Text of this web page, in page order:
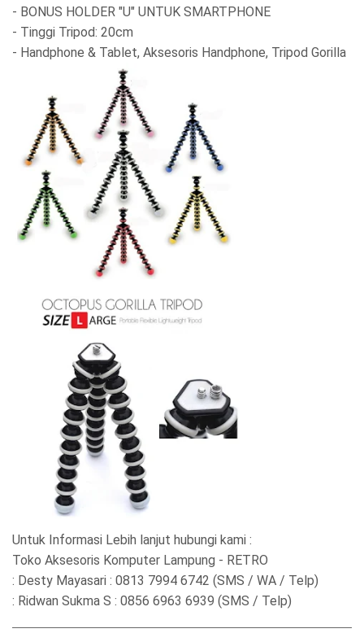
- BONUS HOLDER "U" UNTUK SMARTPHONE
- Tinggi Tripod: 20cm
- Handphone & Tablet, Aksesoris Handphone, Tripod Gorilla
Untuk Informasi Lebih lanjut hubungi kami :
Toko Aksesoris Komputer Lampung - RETRO
: Desty Mayasari : 0813 7994 6742 (SMS / WA / Telp)
: Ridwan Sukma S : 0856 6963 6939 (SMS / Telp)